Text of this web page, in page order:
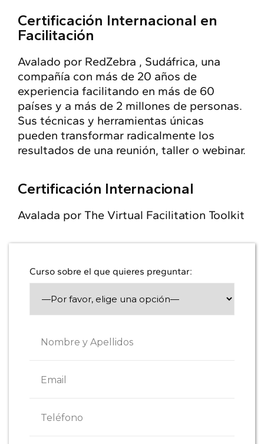
Certificación Internacional en
Facilitación
Avalado por RedZebra , Sudáfrica, una
compañía con más de 20 años de
experiencia facilitando en más de 60
países y a más de 2 millones de personas.
Sus técnicas y herramientas únicas
pueden transformar radicalmente los
resultados de una reunión, taller o webinar.
Certificación Internacional​
Avalada por The Virtual Facilitation Toolkit
Curso sobre el que quieres preguntar: